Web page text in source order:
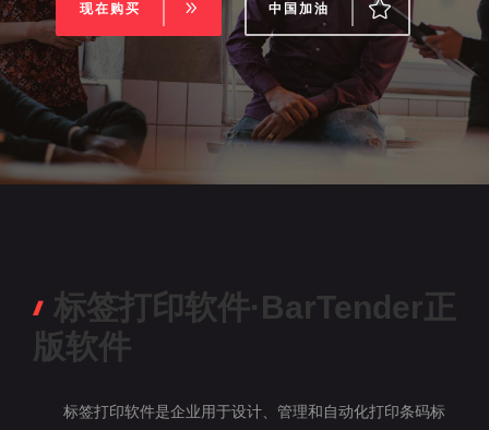
现在购买 中国加油
标签打印软件·BarTender正
版软件
标签打印软件是企业用于设计、管理和自动化打印条码标